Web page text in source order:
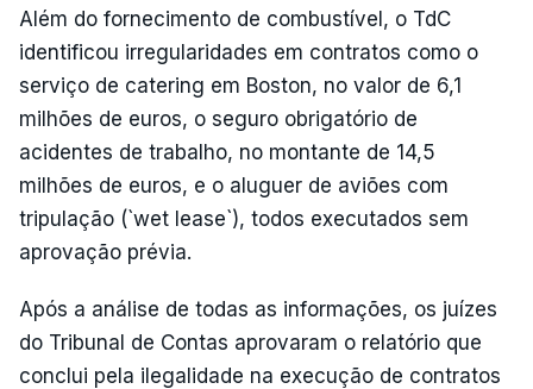
Além do fornecimento de combustível, o TdC
identificou irregularidades em contratos como o
serviço de catering em Boston, no valor de 6,1
milhões de euros, o seguro obrigatório de
acidentes de trabalho, no montante de 14,5
milhões de euros, e o aluguer de aviões com
tripulação (`wet lease`), todos executados sem
aprovação prévia.
Após a análise de todas as informações, os juízes
do Tribunal de Contas aprovaram o relatório que
conclui pela ilegalidade na execução de contratos